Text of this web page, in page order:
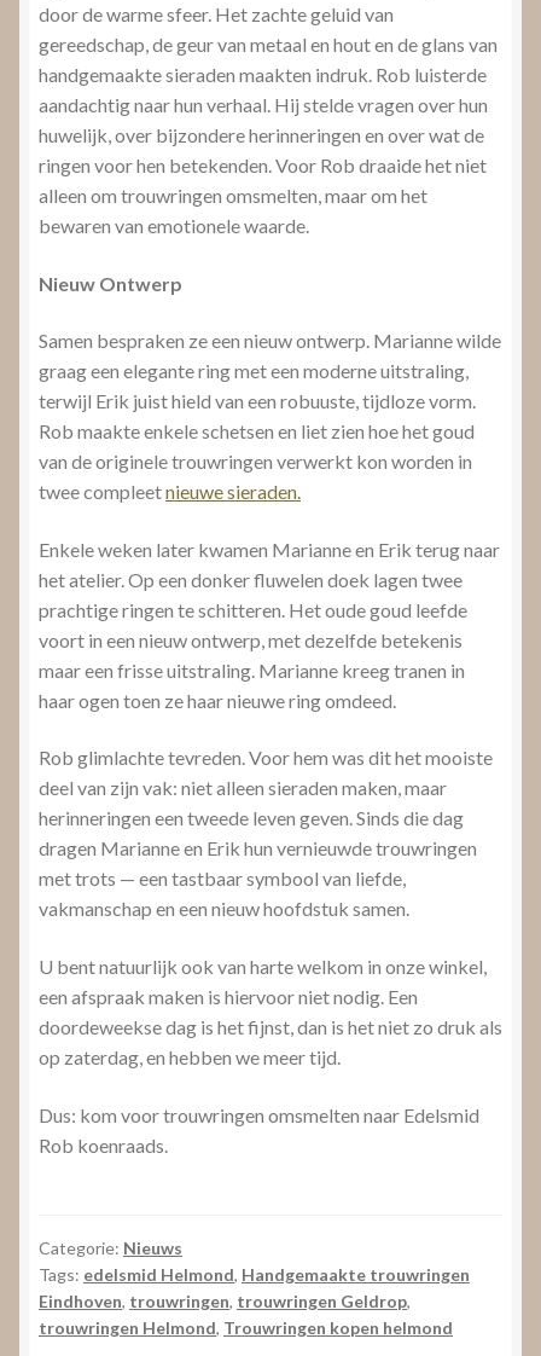
door de warme sfeer. Het zachte geluid van
gereedschap, de geur van metaal en hout en de glans van
handgemaakte sieraden maakten indruk. Rob luisterde
aandachtig naar hun verhaal. Hij stelde vragen over hun
huwelijk, over bijzondere herinneringen en over wat de
ringen voor hen betekenden. Voor Rob draaide het niet
alleen om trouwringen omsmelten, maar om het
bewaren van emotionele waarde.
Nieuw Ontwerp
Samen bespraken ze een nieuw ontwerp. Marianne wilde
graag een elegante ring met een moderne uitstraling,
terwijl Erik juist hield van een robuuste, tijdloze vorm.
Rob maakte enkele schetsen en liet zien hoe het goud
van de originele trouwringen verwerkt kon worden in
twee compleetnieuwe sieraden.
Enkele weken later kwamen Marianne en Erik terug naar
het atelier. Op een donker fluwelen doek lagen twee
prachtige ringen te schitteren. Het oude goud leefde
voort in een nieuw ontwerp, met dezelfde betekenis
maar een frisse uitstraling. Marianne kreeg tranen in
haar ogen toen ze haar nieuwe ring omdeed.
Rob glimlachte tevreden. Voor hem was dit het mooiste
deel van zijn vak: niet alleen sieraden maken, maar
herinneringen een tweede leven geven. Sinds die dag
dragen Marianne en Erik hun vernieuwde trouwringen
met trots — een tastbaar symbool van liefde,
vakmanschap en een nieuw hoofdstuk samen.
U bent natuurlijk ook van harte welkom in onze winkel,
een afspraak maken is hiervoor niet nodig. Een
doordeweekse dag is het fijnst, dan is het niet zo druk als
op zaterdag, en hebben we meer tijd.
Dus: kom voor trouwringen omsmelten naar Edelsmid
Rob koenraads.
Categorie: Nieuws
Tags: edelsmid Helmond, Handgemaakte trouwringen
Eindhoven, trouwringen, trouwringen Geldrop,
trouwringen Helmond, Trouwringen kopen helmond